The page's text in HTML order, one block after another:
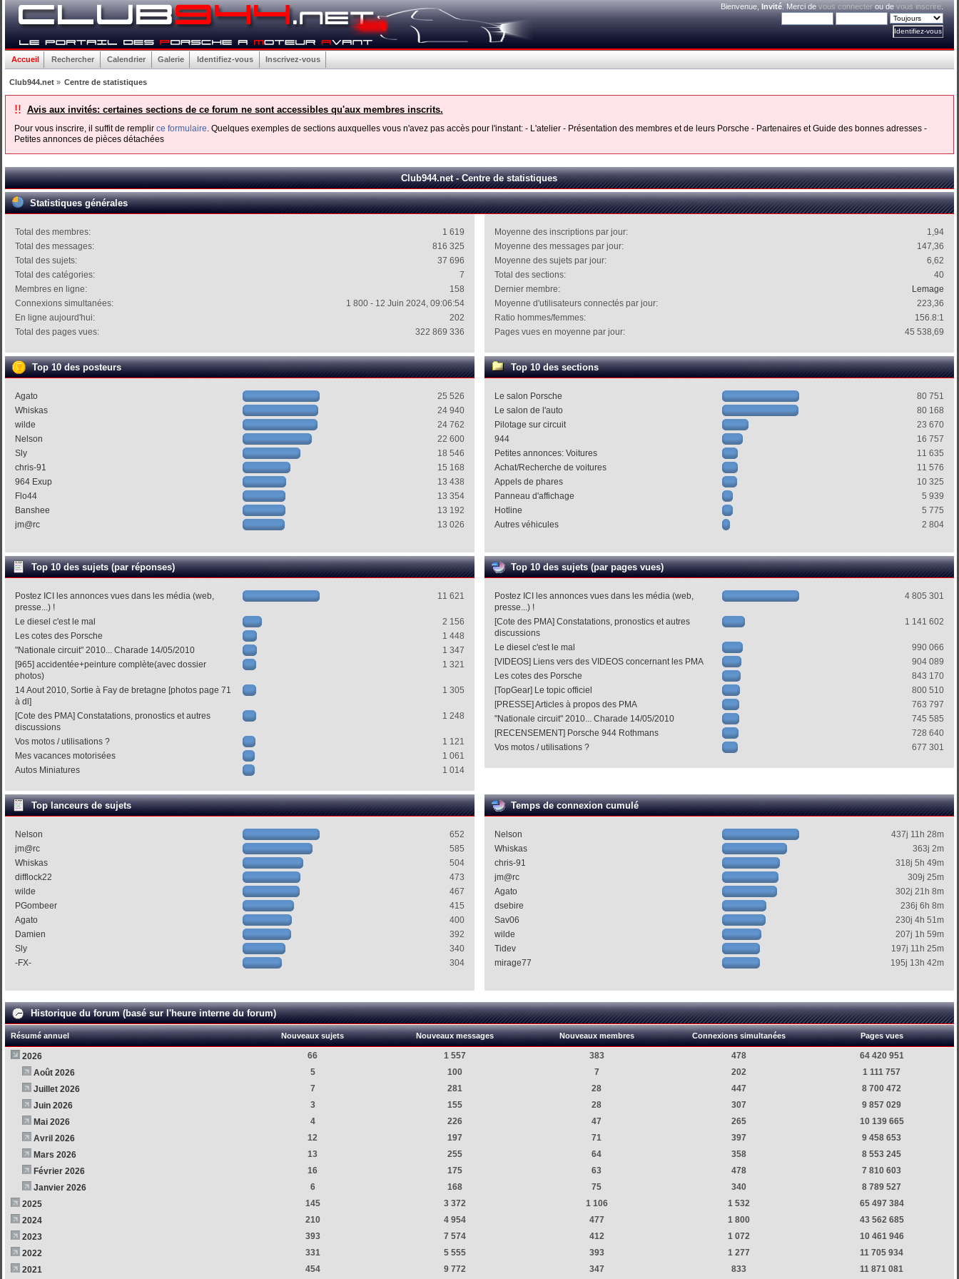
Bienvenue,Invité . Merci devous connecter ou devous inscrire
Accueil Rechercher Calendrier Galerie Identifiez-vous Inscrivez-vous
Club944.net» Centre de statistiques
!! Avis aux invités: certaines sections de ce forum ne sont accessibles qu'aux membres inscrits.
Pour vous inscrire, il suffit de remplir ce formulaire. Quelques exemples de sections auxquelles vous n'avez pas accès pour l'instant: - L'atelier - Présentation des membres et de leurs Porsche - Partenaires et Guide des bonnes adresses -
Petites annonces de pièces détachées
Club944.net - Centre de statistiques
Statistiques générales
Total des membres:
1 619
Total des messages:
816 325
Total des sujets:
37 696
Total des catégories:
7
Membres en ligne:
158
Connexions simultanées:
1 800 - 12 Juin 2024, 09:06:54
En ligne aujourd'hui:
202
Total des pages vues:
322 869 336
Moyenne des inscriptions par jour:
1,94
Moyenne des messages par jour:
147,36
Moyenne des sujets par jour:
6,62
Total des sections:
40
Dernier membre:
Lemage
Moyenne d'utilisateurs connectés par jour:
223,36
Ratio hommes/femmes:
156.8:1
Pages vues en moyenne par jour:
45 538,69
Top 10 des posteurs
Agato
25 526
Whiskas
24 940
wilde
24 762
Nelson
22 600
Sly
18 546
chris-91
15 168
964 Exup
13 438
Flo44
13 354
Banshee
13 192
jm@rc
13 026
Top 10 des sections
Le salon Porsche
80 751
Le salon de l'auto
80 168
Pilotage sur circuit
23 670
944
16 757
Petites annonces: Voitures
11 635
Achat/Recherche de voitures
11 576
Appels de phares
10 325
Panneau d'affichage
5 939
Hotline
5 775
Autres véhicules
2 804
Top 10 des sujets (par réponses)
Postez ICI les annonces vues dans les média (web,
presse...) !
11 621
Le diesel c'est le mal
2 156
Les cotes des Porsche
1 448
"Nationale circuit" 2010... Charade 14/05/2010
1 347
[965] accidentée+peinture complète(avec dossier
photos)
1 321
14 Aout 2010, Sortie à Fay de bretagne [photos page 71
à dl]
1 305
[Cote des PMA] Constatations, pronostics et autres
discussions
1 248
Vos motos / utilisations ?
1 121
Mes vacances motorisées
1 061
Autos Miniatures
1 014
Top 10 des sujets (par pages vues)
Postez ICI les annonces vues dans les média (web,
presse...) !
4 805 301
[Cote des PMA] Constatations, pronostics et autres
discussions
1 141 602
Le diesel c'est le mal
990 066
[VIDEOS] Liens vers des VIDEOS concernant les PMA
904 089
Les cotes des Porsche
843 170
[TopGear] Le topic officiel
800 510
[PRESSE] Articles à propos des PMA
763 797
"Nationale circuit" 2010... Charade 14/05/2010
745 585
[RECENSEMENT] Porsche 944 Rothmans
728 640
Vos motos / utilisations ?
677 301
Top lanceurs de sujets
Nelson
652
jm@rc
585
Whiskas
504
difflock22
473
wilde
467
PGombeer
415
Agato
400
Damien
392
Sly
340
-FX-
304
Temps de connexion cumulé
Nelson
437j 11h 28m
Whiskas
363j 2m
chris-91
318j 5h 49m
jm@rc
309j 25m
Agato
302j 21h 8m
dsebire
236j 6h 8m
Sav06
230j 4h 51m
wilde
207j 1h 59m
Tidev
197j 11h 25m
mirage77
195j 13h 42m
Historique du forum (basé sur l'heure interne du forum)
Résumé annuel Nouveaux sujets Nouveaux messages Nouveaux membres Connexions simultanées Pages vues
2026 66 1 557 383 478
64 420 951
Août 2026
5 100 7 202
1 111 757
Juillet 2026
7 281 28 447
8 700 472
Juin 2026
3 155 28 307
9 857 029
Mai 2026
4 226 47 265
10 139 665
Avril 2026
12 197 71 397
9 458 653
Mars 2026
13 255 64 358
8 553 245
Février 2026
16 175 63 478
7 810 603
Janvier 2026
6 168 75 340
8 789 527
2025
145 3 372 1 106 1 532
65 497 384
2024
210 4 954 477 1 800
43 562 685
2023
393 7 574 412 1 072
10 461 946
2022
331 5 555 393 1 277
11 705 934
2021
454 9 772 347 833 11 871 081